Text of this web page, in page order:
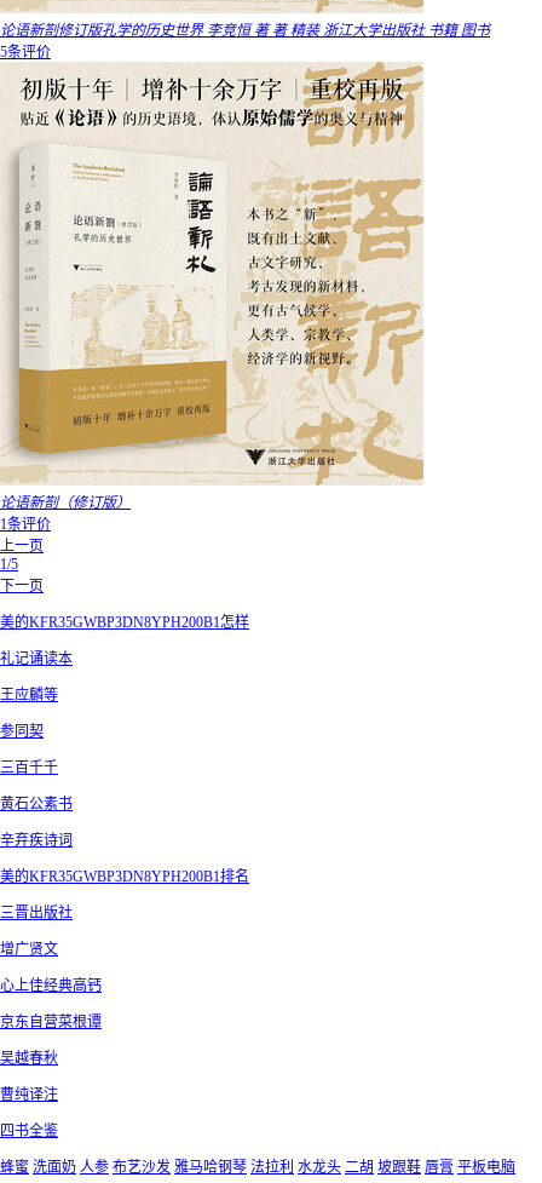
论语新劄修订版孔学的历史世界 李竞恒 著 著 精装 浙江大学出版社 书籍 图书
5条评价
论语新劄（修订版）
1条评价
上一页
1/5
下一页
美的KFR35GWBP3DN8YPH200B1怎样
礼记诵读本
王应麟等
参同契
三百千千
黄石公素书
辛弃疾诗词
美的KFR35GWBP3DN8YPH200B1排名
三晋出版社
增广贤文
心上佳经典高钙
京东自营菜根谭
吴越春秋
曹纯译注
四书全鉴
蜂蜜 洗面奶 人参 布艺沙发 雅马哈钢琴 法拉利 水龙头 二胡 坡跟鞋 唇膏 平板电脑